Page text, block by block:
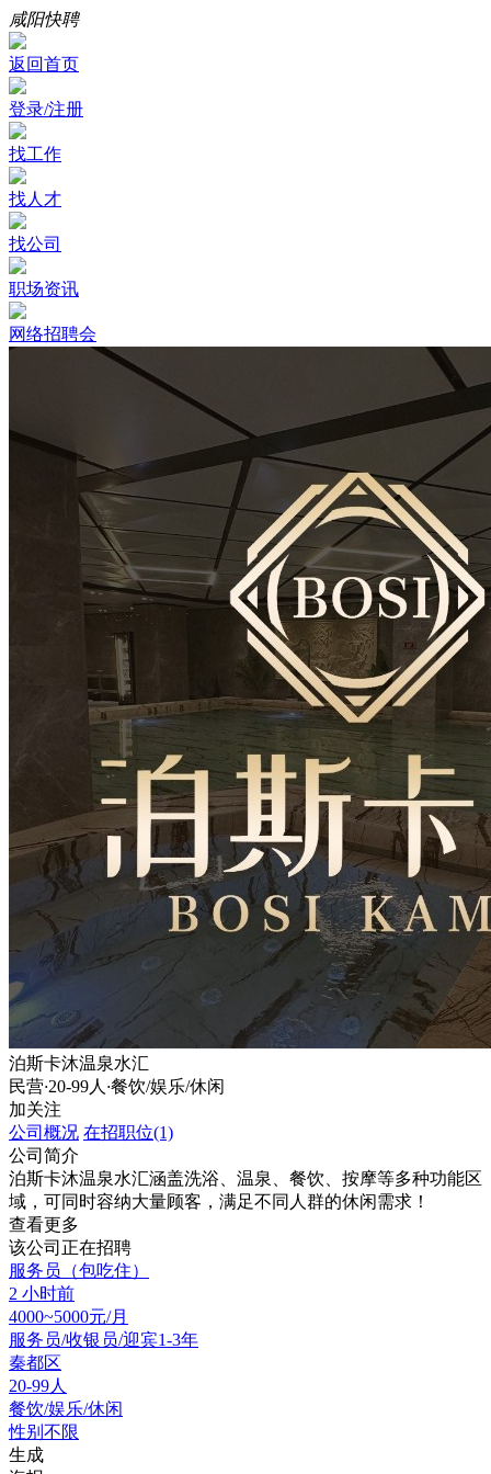
咸阳快聘
返回首页
登录/注册
找工作
找人才
找公司
职场资讯
网络招聘会
泊斯卡沐温泉水汇
民营·20-99人 ·餐饮/娱乐/休闲
加关注
公司概况 在招职位(1)
公司简介
泊斯卡沐温泉水汇涵盖洗浴、温泉、餐饮、按摩等多种功能区
域，可同时容纳大量顾客，满足不同人群的休闲需求！
查看更多
该公司正在招聘
服务员（包吃住）
2 小时前
4000~5000元/月
服务员/收银员/迎宾1-3年
秦都区
20-99人
餐饮/娱乐/休闲
性别不限
生成